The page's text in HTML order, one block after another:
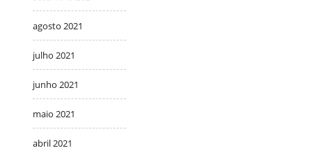
agosto 2021
julho 2021
junho 2021
maio 2021
abril 2021